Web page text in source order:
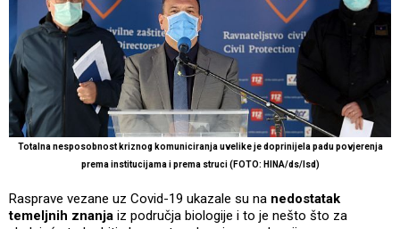
Totalna nesposobnost kriznog komuniciranja uvelike je doprinijela padu povjerenja
prema institucijama i prema struci (FOTO: HINA/ds/lsd)
Rasprave vezane uz Covid-19 ukazale su na nedostatak
temeljnih znanja iz područja biologije i to je nešto što za